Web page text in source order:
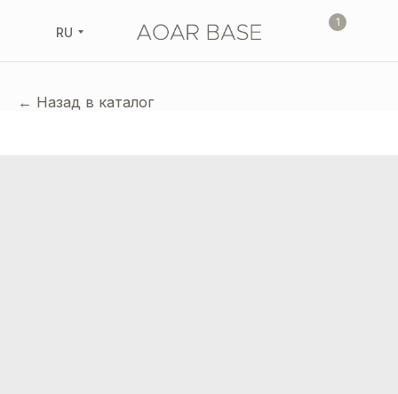
1
RU
← Назад в каталог